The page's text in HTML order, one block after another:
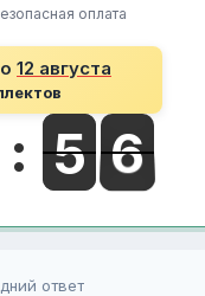
оплата
12 августа
ответ